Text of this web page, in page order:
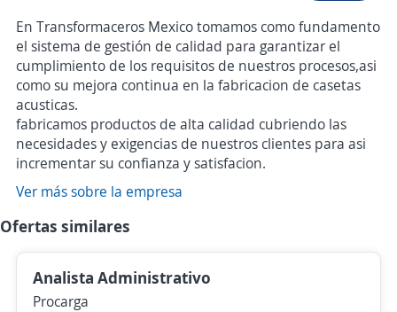
En Transformaceros Mexico tomamos como fundamento
el sistema de gestión de calidad para garantizar el
cumplimiento de los requisitos de nuestros procesos,asi
como su mejora continua en la fabricacion de casetas
acusticas.
fabricamos productos de alta calidad cubriendo las
necesidades y exigencias de nuestros clientes para asi
incrementar su confianza y satisfacion.
Ver más sobre la empresa
Ofertas similares
Analista Administrativo
Procarga